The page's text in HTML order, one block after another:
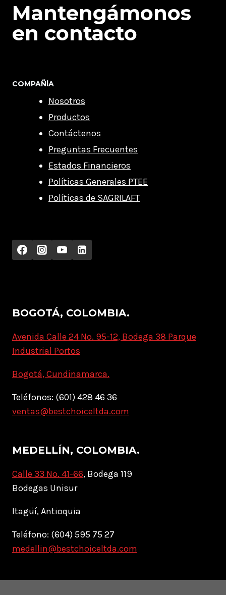
Mantengámonos
en contacto
COMPAÑÍA
Nosotros
Productos
Contáctenos
Preguntas Frecuentes
Estados Financieros
Políticas Generales PTEE
Políticas de SAGRILAFT
BOGOTÁ, COLOMBIA.
Avenida Calle 24 No. 95-12, Bodega 38 Parque
Industrial Portos
Bogotá, Cundinamarca.
Teléfonos: (601) 428 46 36
ventas@bestchoiceltda.com
MEDELLÍN, COLOMBIA.
Calle 33 No. 41-66, Bodega 119
Bodegas Unisur
Itagüí, Antioquia
Teléfono: (604) 595 75 27
medellin@bestchoiceltda.com